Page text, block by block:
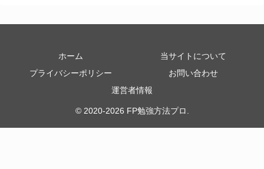
ホーム
当サイトについて
プライバシーポリシー
お問い合わせ
運営者情報
© 2020-2026 FP勉強方法プロ.